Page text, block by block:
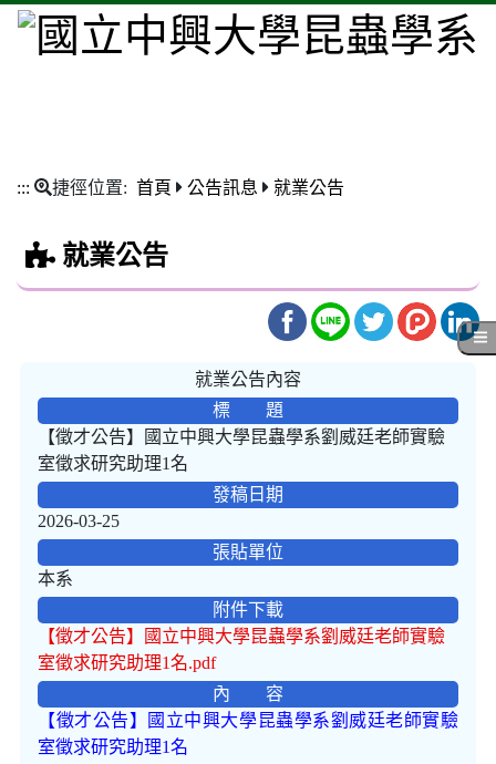
::: 捷徑位置: 首頁 公告訊息 就業公告
就業公告
就業公告內容
標 題
【徵才公告】國立中興大學昆蟲學系劉威廷老師實驗
室徵求研究助理1名
發稿日期
2026-03-25
張貼單位
本系
附件下載
【徵才公告】國立中興大學昆蟲學系劉威廷老師實驗
室徵求研究助理1名.pdf
內 容
【徵才公告】國立中興大學昆蟲學系劉威廷老師實驗
室徵求研究助理1名